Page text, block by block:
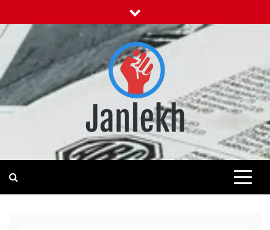
to
content
News for Public